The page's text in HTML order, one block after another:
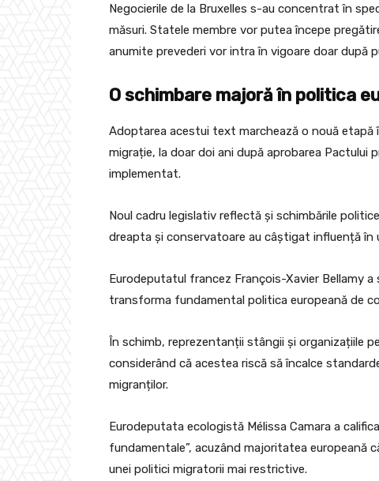
Negocierile de la Bruxelles s-au concentrat în
măsuri. Statele membre vor putea începe
anumite prevederi vor intra în vigoare doar după
O schimbare majoră în politica
Adoptarea acestui text marchează o nouă etapă
migrație, la doar doi ani după aprobarea Pactului
implementat.
Noul cadru legislativ reflectă și schimbările
dreapta și conservatoare au câștigat influență în
Eurodeputatul francez François-Xavier Bellamy
transforma fundamental politica europeană de
În schimb, reprezentanții stângii și organizațiile
considerând că acestea riscă să încalce
migranților.
Eurodeputata ecologistă Mélissa Camara a
fundamentale”, acuzând majoritatea europeană
unei politici migratorii mai restrictive.